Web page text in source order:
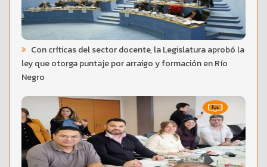
Con críticas del sector docente, la Legislatura aprobó la
ley que otorga puntaje por arraigo y formación en Río
Negro